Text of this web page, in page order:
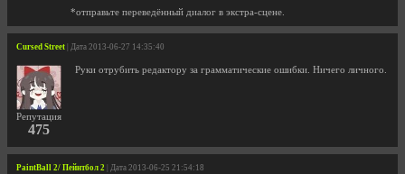
*отправьте переведённый диалог в экстра-сцене.
Cursed Street | Дата 2013-06-27 14:35:40
Репутация
475
Руки отрубить редактору за грамматические ошибки. Ничего личного.
PaintBall 2/ Пейнтбол 2 | Дата 2013-06-25 21:54:18